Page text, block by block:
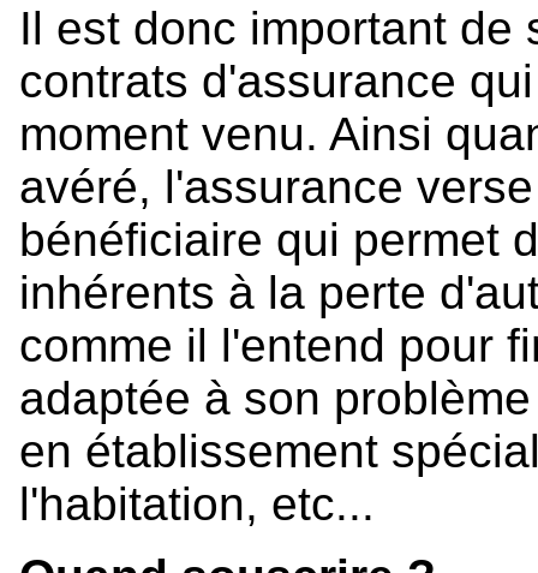
Il est donc important de
contrats d'assurance
moment venu. Ainsi
avéré, l'assurance
bénéficiaire qui permet
inhérents à la perte
comme il l'entend pour
adaptée à son
en établissement
l'habitation, etc...